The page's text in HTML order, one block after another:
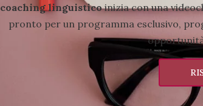
coaching linguisticoinizia con una
pronto per un programma esclusivo,